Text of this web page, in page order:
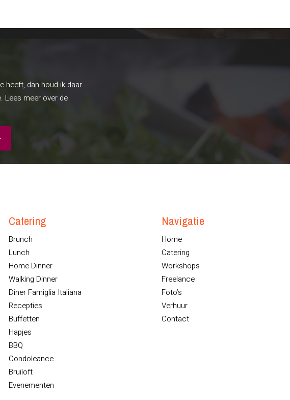
heeft, dan houd ik daar
Lees meer over de
Catering
Brunch
Lunch
Home Dinner
Walking Dinner
Diner Famiglia Italiana
Recepties
Buffetten
Hapjes
BBQ
Condoleance
Bruiloft
Evenementen
Navigatie
Home
Catering
Workshops
Freelance
Foto’s
Verhuur
Contact